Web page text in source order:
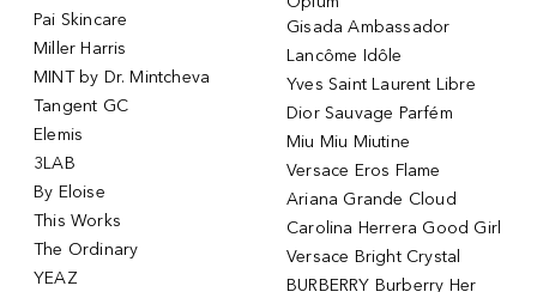
Pai Skincare
Miller Harris
MINT by Dr. Mintcheva
Tangent GC
Elemis
3LAB
By Eloise
This Works
The Ordinary
YEAZ
Gisada Ambassador
Lancôme Idôle
Yves Saint Laurent Libre
Dior Sauvage Parfém
Miu Miu Miutine
Versace Eros Flame
Ariana Grande Cloud
Carolina Herrera Good Girl
Versace Bright Crystal
BURBERRY Burberry Her